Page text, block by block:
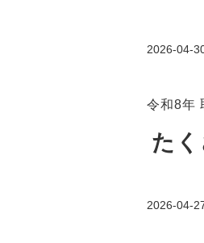
2026-04-
令和8年
た
2026-04-